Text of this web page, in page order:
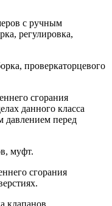
с ручным
регулировка,
проверкаторцевого
сгорания
данного класса
давлением перед
муфт.
сгорания